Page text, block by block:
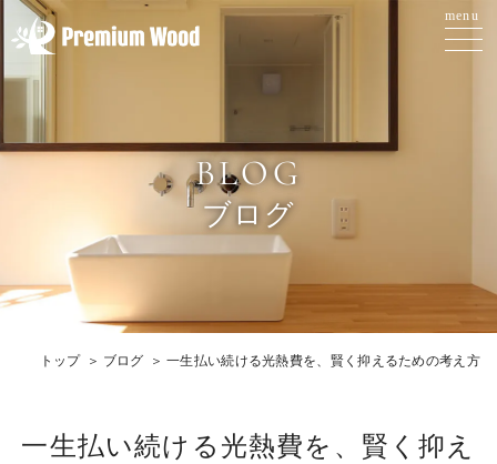
BLOG
ブログ
トップ ブログ 一生払い続ける光熱費を、賢く抑えるための考え方
一生払い続ける光熱費を、賢く抑え